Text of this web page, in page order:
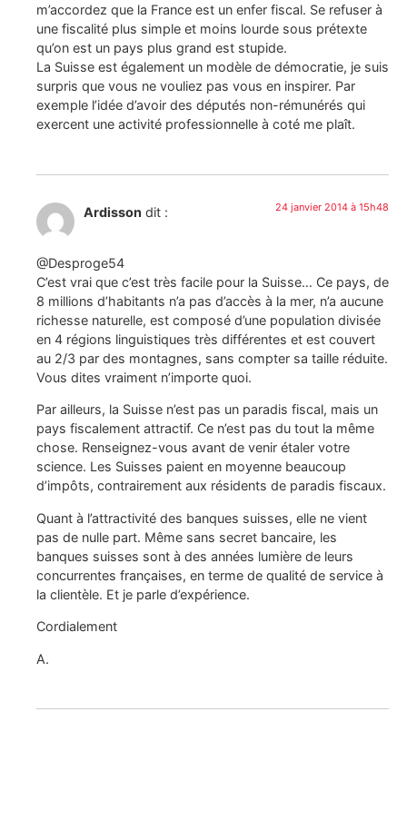
m’accordez que la France est un enfer fiscal. Se refuser à
une fiscalité plus simple et moins lourde sous prétexte
qu’on est un pays plus grand est stupide.
La Suisse est également un modèle de démocratie, je suis
surpris que vous ne vouliez pas vous en inspirer. Par
exemple l’idée d’avoir des députés non-rémunérés qui
exercent une activité professionnelle à coté me plaît.
Ardisson dit : 24 janvier 2014 à 15h48
@Desproge54
C’est vrai que c’est très facile pour la Suisse… Ce pays, de
8 millions d’habitants n’a pas d’accès à la mer, n’a aucune
richesse naturelle, est composé d’une population divisée
en 4 régions linguistiques très différentes et est couvert
au 2/3 par des montagnes, sans compter sa taille réduite.
Vous dites vraiment n’importe quoi.
Par ailleurs, la Suisse n’est pas un paradis fiscal, mais un
pays fiscalement attractif. Ce n’est pas du tout la même
chose. Renseignez-vous avant de venir étaler votre
science. Les Suisses paient en moyenne beaucoup
d’impôts, contrairement aux résidents de paradis fiscaux.
Quant à l’attractivité des banques suisses, elle ne vient
pas de nulle part. Même sans secret bancaire, les
banques suisses sont à des années lumière de leurs
concurrentes françaises, en terme de qualité de service à
la clientèle. Et je parle d’expérience.
Cordialement
A.